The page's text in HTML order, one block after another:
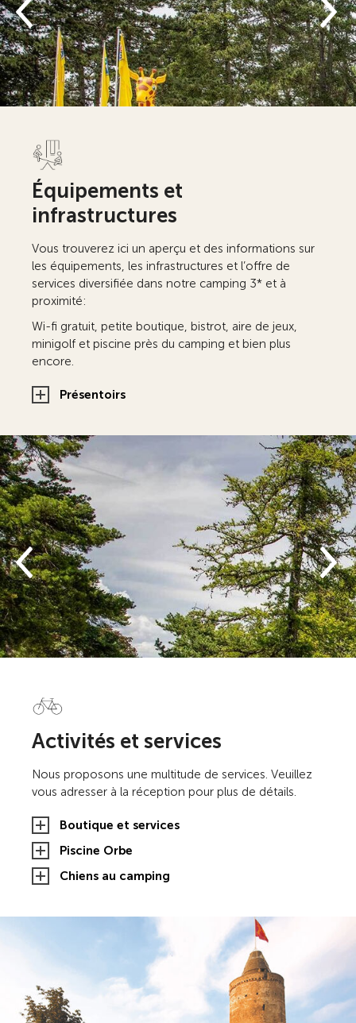
Équipements et
infrastructures
Vous trouverez ici un aperçu et des informations sur
les équipements, les infrastructures et l’offre de
services diversifiée dans notre camping 3* et à
proximité:
Wi-fi gratuit, petite boutique, bistrot, aire de jeux,
minigolf et piscine près du camping et bien plus
encore.
Présentoirs
Activités et services
Nous proposons une multitude de services. Veuillez
vous adresser à la réception pour plus de détails.
Boutique et services
Piscine Orbe
Chiens au camping